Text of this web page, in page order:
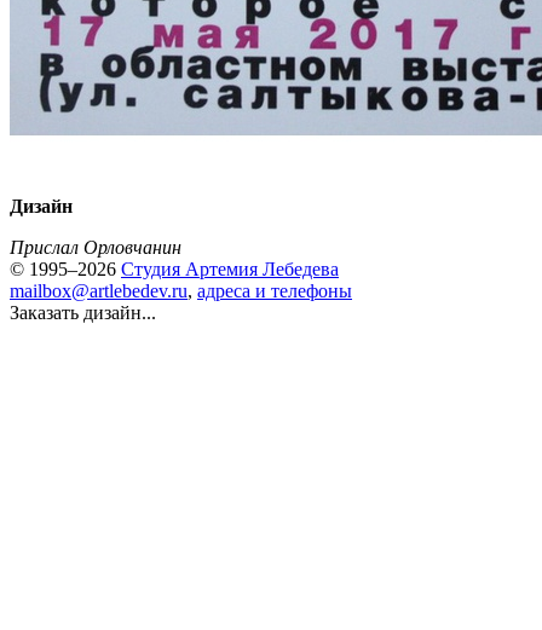
Дизайн
Прислал Орловчанин
© 1995–2026 Студия Артемия Лебедева
mailbox@artlebedev.ru, адреса и телефоны
Заказать дизайн...